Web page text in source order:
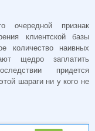
очередной признак
клиентской базы
количество наивных
щедро заплатить
придется
шараги ни у кого не